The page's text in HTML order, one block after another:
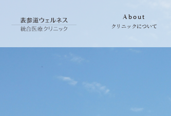
About
クリニックについて